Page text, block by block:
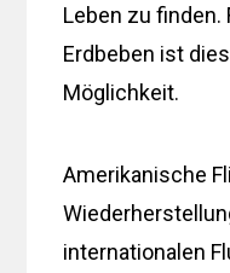
Leben zu finden.
Erdbeben ist
Möglichkeit.
Amerikanische
internationalen